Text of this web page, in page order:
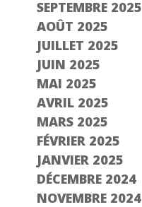
SEPTEMBRE 2025
AOÛT 2025
JUILLET 2025
JUIN 2025
MAI 2025
AVRIL 2025
MARS 2025
FÉVRIER 2025
JANVIER 2025
DÉCEMBRE 2024
NOVEMBRE 2024